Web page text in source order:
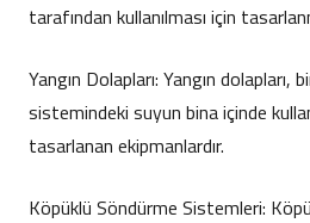
tarafından kullanılması için
Yangın Dolapları: Yangın dolapları,
sistemindeki suyun bina içinde
tasarlanan ekipmanlardır.
Köpüklü Söndürme Sistemleri: